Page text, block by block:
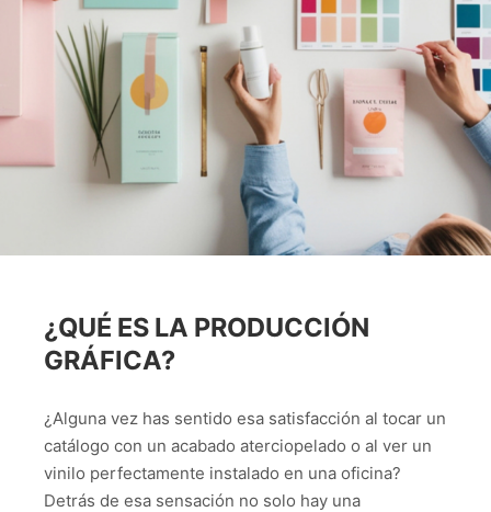
¿QUÉ ES LA PRODUCCIÓN
GRÁFICA?
¿Alguna vez has sentido esa satisfacción al tocar un
catálogo con un acabado aterciopelado o al ver un
vinilo perfectamente instalado en una oficina?
Detrás de esa sensación no solo hay una